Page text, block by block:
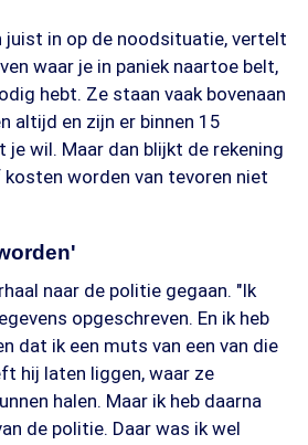
juist in op de noodsituatie, vertelt
waar je in paniek naartoe belt,
hebt. Ze staan vaak bovenaan
altijd en zijn er binnen 15
je wil. Maar dan blijkt de rekening
kosten worden van tevoren niet
naar de politie gegaan. "Ik
opgeschreven. En ik heb
dat ik een muts van een van die
hij laten liggen, waar ze
halen. Maar ik heb daarna
de politie. Daar was ik wel